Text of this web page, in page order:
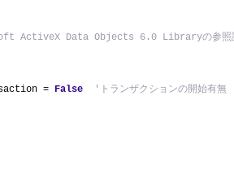
ActiveX Data Objects 6.0 Libraryの参照
= False
'トランザクションの開始有無